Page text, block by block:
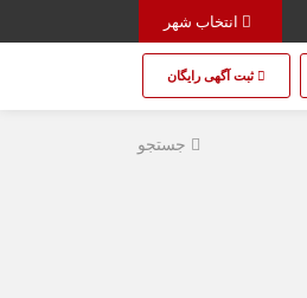
ثبت آگهی رایگان
جستجو